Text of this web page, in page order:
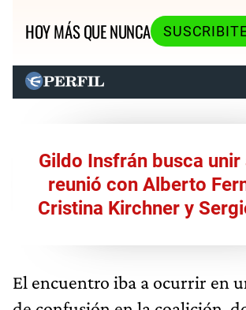
HOY MÁS QUE NUNCA
Gildo Insfrán busca unir
reunió con Alberto
Cristina Kirchner y
El encuentro iba a ocurrir en